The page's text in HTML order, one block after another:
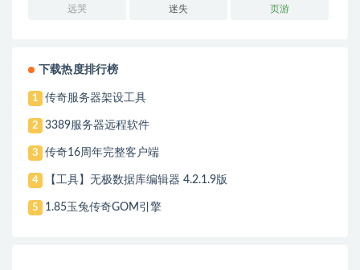
远哭 迷失 页游
下载热度排行榜
1 传奇服务器架设工具
2 3389服务器远程软件
3 传奇16周年完整客户端
4 【工具】无极数据库编辑器 4.2.1.9版
5 1.85玉兔传奇GOM引擎